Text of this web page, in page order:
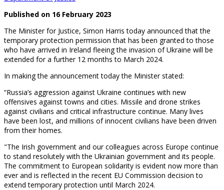
Published on 16 February 2023
The Minister for Justice, Simon Harris today announced that the
temporary protection permission that has been granted to those
who have arrived in Ireland fleeing the invasion of Ukraine will be
extended for a further 12 months to March 2024.
In making the announcement today the Minister stated:
“Russia’s aggression against Ukraine continues with new
offensives against towns and cities. Missile and drone strikes
against civilians and critical infrastructure continue. Many lives
have been lost, and millions of innocent civilians have been driven
from their homes.
"The Irish government and our colleagues across Europe continue
to stand resolutely with the Ukrainian government and its people.
The commitment to European solidarity is evident now more than
ever and is reflected in the recent EU Commission decision to
extend temporary protection until March 2024.